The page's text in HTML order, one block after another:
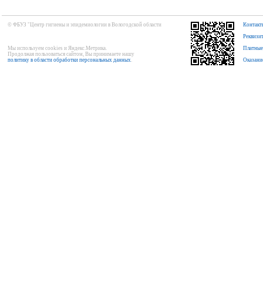
© ФБУЗ "Центр гигиены и эпидемиологии в Вологодской области
Мы используем cookies и Яндекс.Метрика.
Продолжая пользоваться сайтом, Вы принимаете нашу
политику в области обработки персональных данных.